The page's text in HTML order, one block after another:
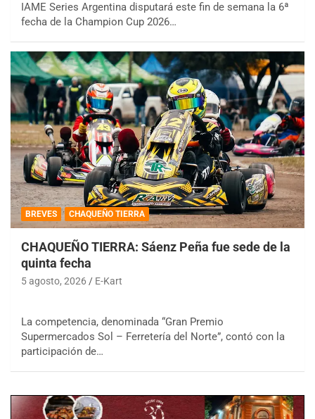
IAME Series Argentina disputará este fin de semana la 6ª
fecha de la Champion Cup 2026…
BREVES CHAQUEÑO TIERRA
CHAQUEÑO TIERRA: Sáenz Peña fue sede de la
quinta fecha
5 agosto, 2026 E-Kart
La competencia, denominada “Gran Premio
Supermercados Sol – Ferretería del Norte”, contó con la
participación de…